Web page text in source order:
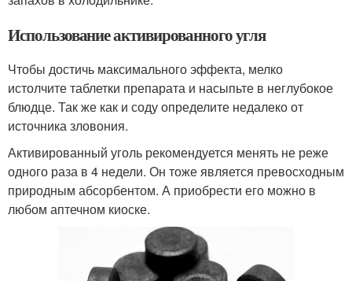
Использование активированного угля
Чтобы достичь максимального эффекта, мелко
истолчите таблетки препарата и насыпьте в неглубокое
блюдце. Так же как и соду определите недалеко от
источника зловония.
Активированный уголь рекомендуется менять не реже
одного раза в 4 недели. Он тоже является превосходным
природным абсорбентом. А приобрести его можно в
любом аптечном киоске.